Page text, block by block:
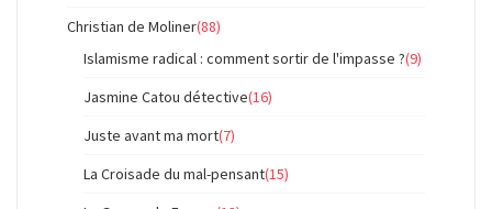
Christian de Moliner(88)
Islamisme radical : comment sortir de l'impasse ?(9)
Jasmine Catou détective(16)
Juste avant ma mort(7)
La Croisade du mal-pensant(15)